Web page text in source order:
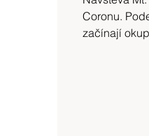
Coronu.
začínají